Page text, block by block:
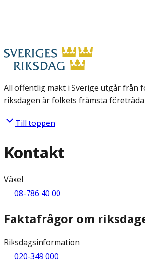
All offentlig makt i Sverige utgår från
riksdagen är folkets främsta
Till toppen
Kontakt
Växel
08-786 40 00
Faktafrågor om
Riksdagsinformation
020-349 000